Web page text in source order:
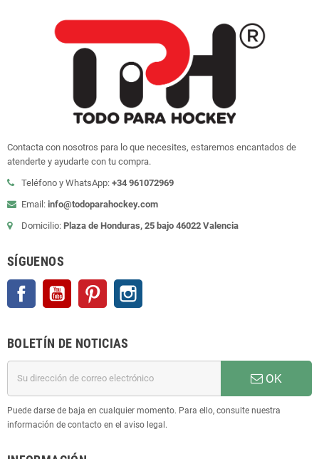
Contacta con nosotros para lo que necesites, estaremos encantados de
atenderte y ayudarte con tu compra.
Teléfono y WhatsApp: +34 961072969
Email: info@todoparahockey.com
Domicilio: Plaza de Honduras, 25 bajo 46022 Valencia
SÍGUENOS
Facebook YouTube Pinterest
BOLETÍN DE NOTICIAS
OK
Puede darse de baja en cualquier momento. Para ello, consulte nuestra
información de contacto en el aviso legal.